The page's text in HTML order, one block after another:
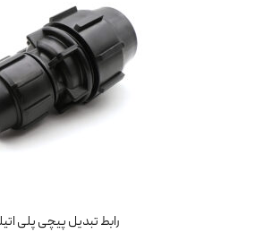
رابط تبدیل پیچی پلی اتیلن